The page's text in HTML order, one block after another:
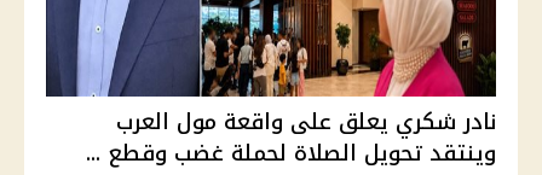
نادر شكري يعلق على واقعة مول العرب
وينتقد تحويل الصلاة لحملة غضب وقطع ...